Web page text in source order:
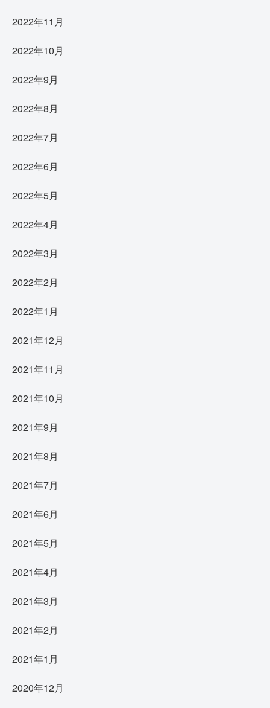
2022年11月
2022年10月
2022年9月
2022年8月
2022年7月
2022年6月
2022年5月
2022年4月
2022年3月
2022年2月
2022年1月
2021年12月
2021年11月
2021年10月
2021年9月
2021年8月
2021年7月
2021年6月
2021年5月
2021年4月
2021年3月
2021年2月
2021年1月
2020年12月